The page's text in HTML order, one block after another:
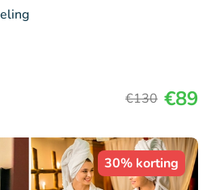
€130 €89
30% korting